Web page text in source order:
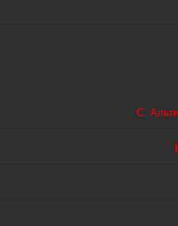
С.